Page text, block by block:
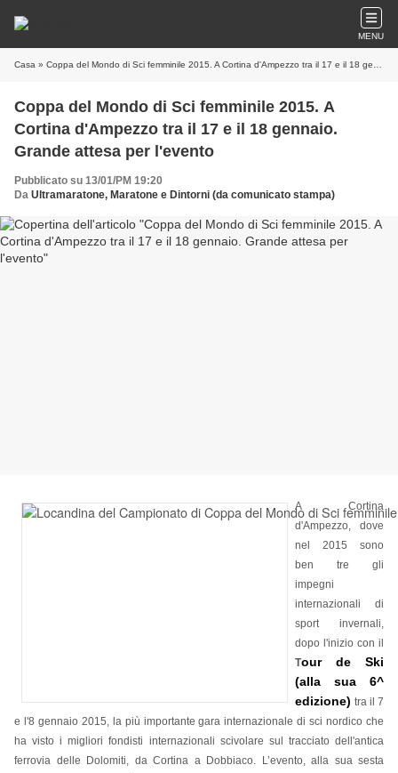
MENU
Casa » Coppa del Mondo di Sci femminile 2015. A Cortina d'Ampezzo tra il 17 e il 18 gennaio. Grande attesa per l'evento
Coppa del Mondo di Sci femminile 2015. A
Cortina d'Ampezzo tra il 17 e il 18 gennaio.
Grande attesa per l'evento
Pubblicato su 13/01/PM 19:20
Da Ultramaratone, Maratone e Dintorni (da comunicato stampa)
A Cortina
d'Ampezzo, dove
nel 2015 sono
ben tre gli
impegni
internazionali di
sport invernali,
dopo l'inizio con il
Tour de Ski
(alla sua 6^
edizione) tra il 7
e l'8 gennaio 2015, la più importante gara internazionale di sci nordico che
ha visto i migliori fondisti internazionali scivolare sul tracciato dell'antica
ferrovia delle Dolomiti, da Cortina a Dobbiaco. L’evento, alla sua sesta